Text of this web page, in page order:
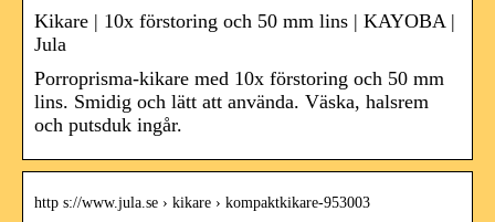
Kikare | 10x förstoring och 50 mm lins | KAYOBA |
Jula
Porroprisma-kikare med 10x förstoring och 50 mm
lins. Smidig och lätt att använda. Väska, halsrem
och putsduk ingår.
http s://www.jula.se › kikare › kompaktkikare-953003